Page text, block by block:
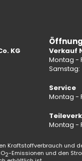
KG
Verkauf
Montag -
Samstag:
Service
Montag -
Montag -
Kraftstoffverbrauch und
2-Emissionen und den